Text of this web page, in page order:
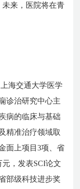
未来，医院将在青
海交通大学医学
诊治研究中心主
病的临床与基础
精准治疗领域取
面上项目3项、省
，发表SCI论文
部级科技进步奖